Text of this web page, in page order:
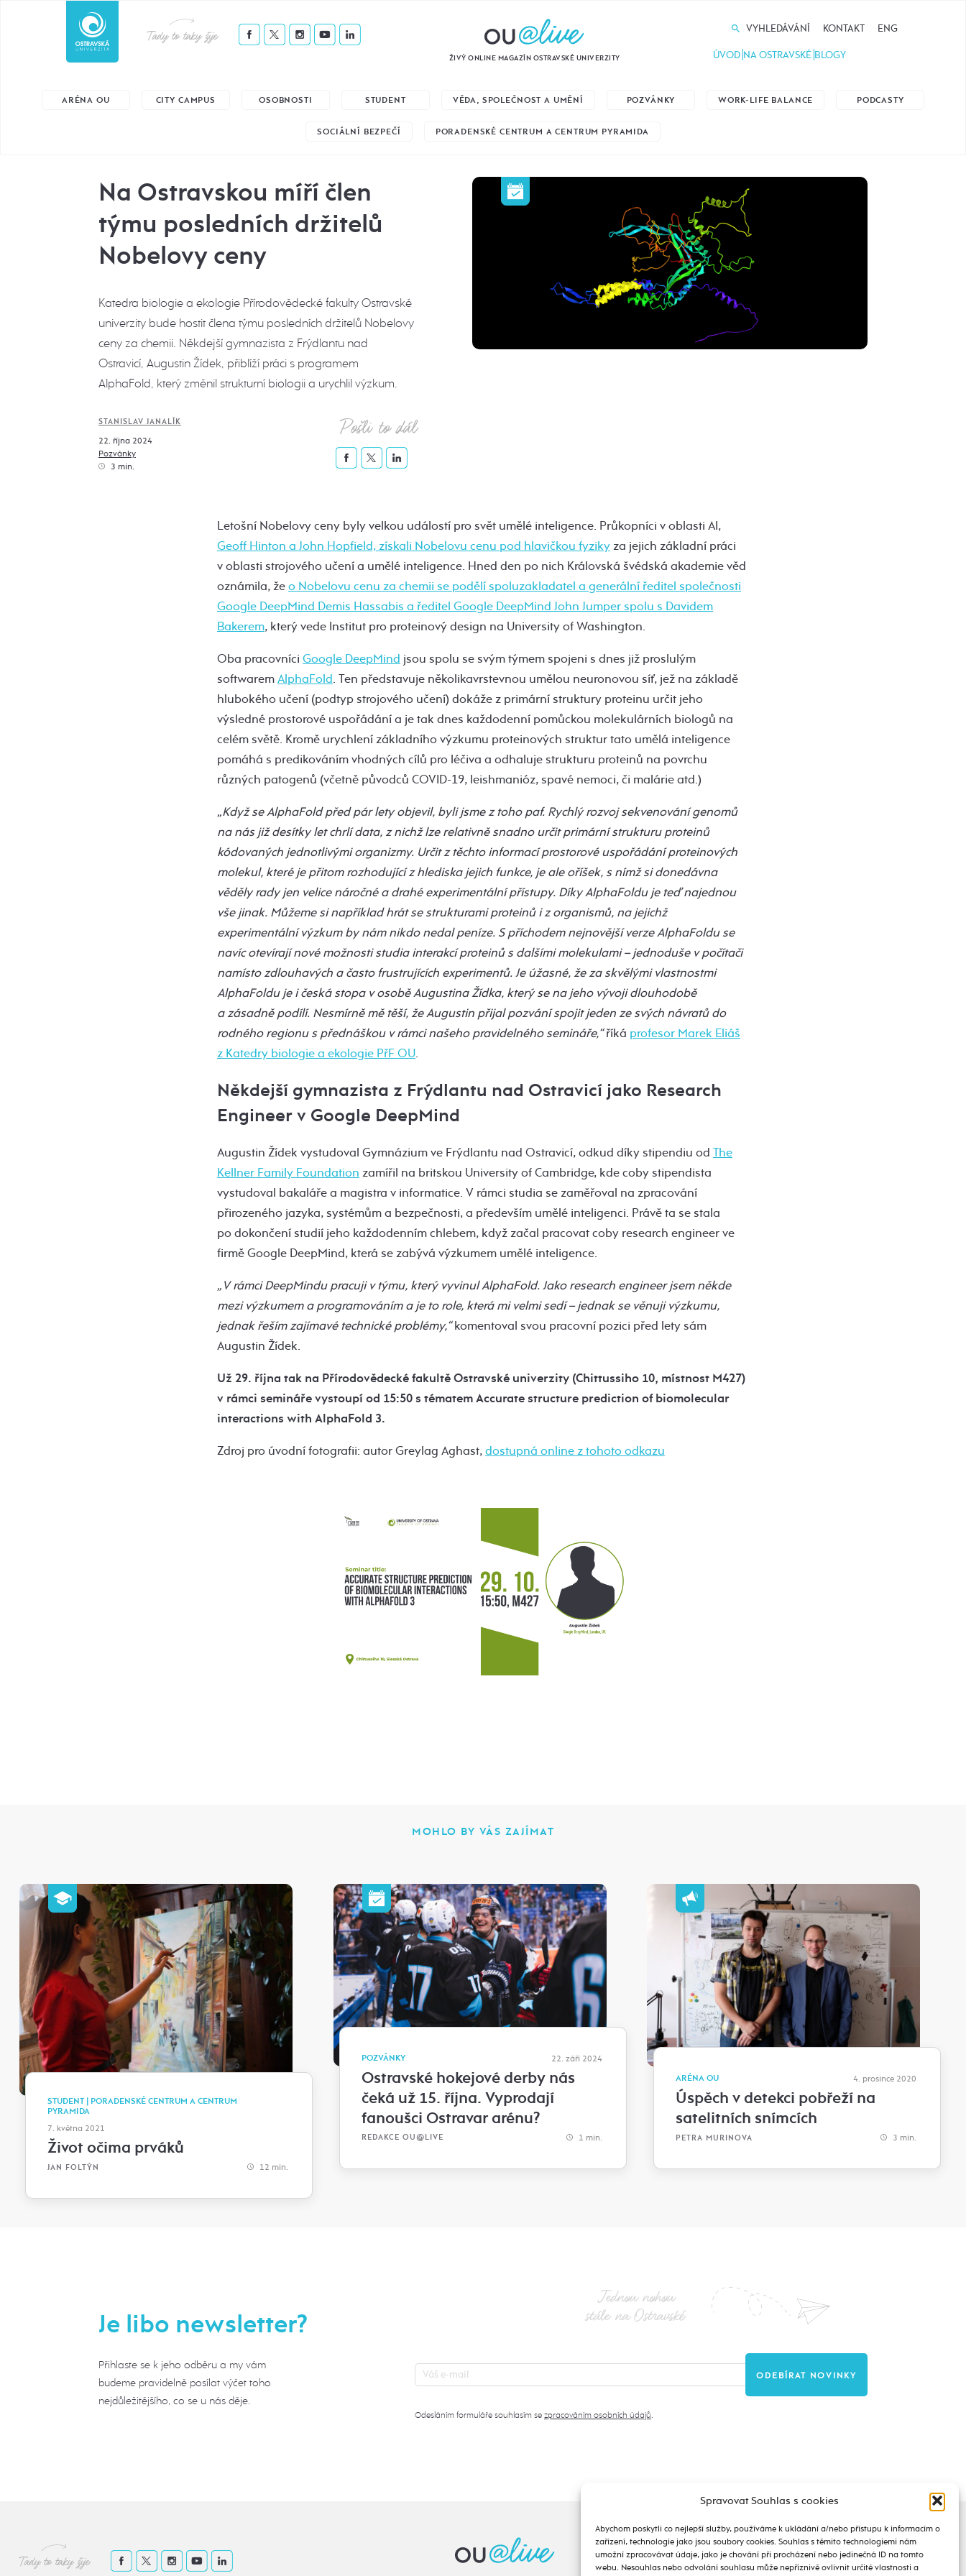
Spravovat Souhlas s cookies
Abychom poskytli co nejlepší služby, používáme k ukládání a/nebo přístupu k informacím o
zařízení, technologie jako jsou soubory cookies. Souhlas s těmito technologiemi nám
umožní zpracovávat údaje, jako je chování při procházení nebo jedinečná ID na tomto
webu. Nesouhlas nebo odvolání souhlasu může nepříznivě ovlivnit určité vlastnosti a
Tady to taky žije
ŽIVÝ ONLINE MAGAZÍN OSTRAVSKÉ UNIVERZITY
VYHLEDÁVÁNÍ KONTAKT ENG
ÚVOD NA OSTRAVSKÉ BLOGY
ARÉNA OU CITY CAMPUS OSOBNOSTI STUDENT VĚDA, SPOLEČNOST A UMĚNÍ POZVÁNKY WORK-LIFE BALANCE PODCASTY
SOCIÁLNÍ BEZPEČÍ PORADENSKÉ CENTRUM A CENTRUM PYRAMIDA
Na Ostravskou míří člen
týmu posledních držitelů
Nobelovy ceny
Katedra biologie a ekologie Přírodovědecké fakulty Ostravské
univerzity bude hostit člena týmu posledních držitelů Nobelovy
ceny za chemii. Někdejší gymnazista z Frýdlantu nad
Ostravicí, Augustin Žídek, přiblíží práci s programem
AlphaFold, který změnil strukturní biologii a urychlil výzkum.
STANISLAV JANALÍK
22. října 2024
Pozvánky
3 min.
Pošli to dál
Letošní Nobelovy ceny byly velkou událostí pro svět umělé inteligence. Průkopníci v oblasti AI,
Geoff Hinton a John Hopfield, získali Nobelovu cenu pod hlavičkou fyzikyza jejich základní práci
v oblasti strojového učení a umělé inteligence. Hned den po nich Královská švédská akademie věd
oznámila, žeo Nobelovu cenu za chemii se podělí spoluzakladatel a generální ředitel společnosti
Google DeepMind Demis Hassabis a ředitel Google DeepMind John Jumper spolu s Davidem
Bakerem, který vede Institut pro proteinový design na University of Washington.
Oba pracovníci Google DeepMind jsou spolu se svým týmem spojeni s dnes již proslulým
softwaremAlphaFold. Ten představuje několikavrstevnou umělou neuronovou síť, jež na základě
hlubokého učení (podtyp strojového učení) dokáže z primární struktury proteinu určit jeho
výsledné prostorové uspořádání a je tak dnes každodenní pomůckou molekulárních biologů na
celém světě. Kromě urychlení základního výzkumu proteinových struktur tato umělá inteligence
pomáhá s predikováním vhodných cílů pro léčiva a odhaluje strukturu proteinů na povrchu
různých patogenů (včetně původců COVID-19, leishmanióz, spavé nemoci, či malárie atd.)
„Když se AlphaFold před pár lety objevil, byli jsme z toho paf. Rychlý rozvoj sekvenování genomů
na nás již desítky let chrlí data, z nichž lze relativně snadno určit primární strukturu proteinů
kódovaných jednotlivými organizmy. Určit z těchto informací prostorové uspořádání proteinových
molekul, které je přitom rozhodující z hlediska jejich funkce, je ale oříšek, s nímž si donedávna
věděly rady jen velice náročné a drahé experimentální přístupy. Díky AlphaFoldu je teď najednou
vše jinak. Můžeme si například hrát se strukturami proteinů i z organismů, na jejichž
experimentální výzkum by nám nikdo nedal peníze. S příchodem nejnovější verze AlphaFoldu se
navíc otevírají nové možnosti studia interakcí proteinů s dalšími molekulami – jednoduše v počítači
namísto zdlouhavých a často frustrujících experimentů. Je úžasné, že za skvělými vlastnostmi
AlphaFoldu je i česká stopa v osobě Augustina Žídka, který se na jeho vývoji dlouhodobě
a zásadně podílí. Nesmírně mě těší, že Augustin přijal pozvání spojit jeden ze svých návratů do
rodného regionu s přednáškou v rámci našeho pravidelného semináře,“říká profesor Marek Eliáš
z Katedry biologie a ekologie PřF OU.
Někdejší gymnazista z Frýdlantu nad Ostravicí jako Research
Engineer v Google DeepMind
Augustin Žídek vystudoval Gymnázium ve Frýdlantu nad Ostravicí, odkud díky stipendiu od The
Kellner Family Foundation zamířil na britskou University of Cambridge, kde coby stipendista
vystudoval bakaláře a magistra v informatice. V rámci studia se zaměřoval na zpracování
přirozeného jazyka, systémům a bezpečnosti, a především umělé inteligenci. Právě ta se stala
po dokončení studií jeho každodenním chlebem, když začal pracovat coby research engineer ve
firmě Google DeepMind, která se zabývá výzkumem umělé inteligence.
„V rámci DeepMindu pracuji v týmu, který vyvinul AlphaFold. Jako research engineer jsem někde
mezi výzkumem a programováním a je to role, která mi velmi sedí – jednak se věnuji výzkumu,
jednak řeším zajímavé technické problémy,“komentoval svou pracovní pozici před lety sám
Augustin Žídek.
Už 29. října tak na Přírodovědecké fakultě Ostravské univerzity (Chittussiho 10, místnost M427)
v rámci semináře vystoupí od 15:50 s tématem Accurate structure prediction of biomolecular
interactions with AlphaFold 3.
Zdroj pro úvodní fotografii: autor Greylag Aghast,dostupná online z tohoto odkazu
MOHLO BY VÁS ZAJÍMAT
STUDENT | PORADENSKÉ CENTRUM A CENTRUM
PYRAMIDA
7. května 2021
Život očima prváků
JAN FOLTÝN 12 min.
POZVÁNKY 22. září 2024
Ostravské hokejové derby nás
čeká už 15. října. Vyprodají
fanoušci Ostravar arénu?
REDAKCE OU@LIVE 1 min.
ARÉNA OU 4. prosince 2020
Úspěch v detekci pobřeží na
satelitních snímcích
PETRA MURINOVA 3 min.
Je libo newsletter?
Přihlaste se k jeho odběru a my vám
budeme pravidelně posílat výčet toho
nejdůležitějšího, co se u nás děje.
Jednou nohou
stále na Ostravské
Odesláním formuláře souhlasím se zpracováním osobních údajů.
Tady to taky žije